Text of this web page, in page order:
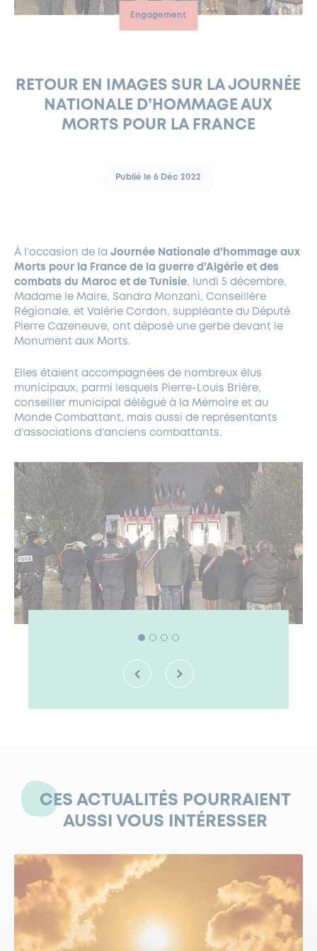
EAU POTABLE ET ASSAINISSEMENT
INFORMATIONS PRATIQUES
SUBVENTIONS
PANNEAUX D’AFFICHAGE LIBRE
GRÖBENZELL
DÉVELOPPEMENT DURABLE
ÉCONOMIES D’ÉNERGIE
DEMANDE D’ABATTAGE
GESTION DU PATRIMOINE ARBORÉ
Engagement
RETOUR EN IMAGES SUR LA JOURNÉE
NATIONALE D’HOMMAGE AUX
MORTS POUR LA FRANCE
Publié le 6 Déc 2022
À l’occasion de la Journée Nationale d’hommage aux
Morts pour la France de la guerre d’Algérie et des
combats du Maroc et de Tunisie, lundi 5 décembre,
Madame le Maire, Sandra Monzani, Conseillère
Régionale, et Valérie Cordon, suppléante du Député
Pierre Cazeneuve, ont déposé une gerbe devant le
Monument aux Morts.
Elles étaient accompagnées de nombreux élus
municipaux, parmi lesquels Pierre-Louis Brière,
conseiller municipal délégué à la Mémoire et au
Monde Combattant, mais aussi de représentants
d’associations d’anciens combattants.
CES ACTUALITÉS POURRAIENT
AUSSI VOUS INTÉRESSER